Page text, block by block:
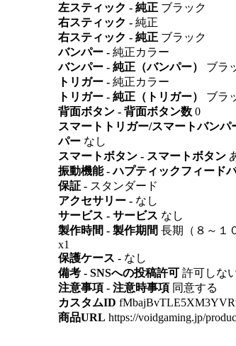
左スティック - 純正 ブラック
右スティック -純正
右スティック - 純正 ブラック
バンパー -純正カラー
バンパー - 純正（バンパー）
ブラ
トリガー -純正カラー
トリガー - 純正（トリガー）
ブラ
背面ボタン - 背面ボタン数 0
スマートトリガー/スマートバン
パー なし
スマートボタン - スマートボタン
振動機能 - ハプティックフィード
保証 - スタンダード
アクセサリー - なし
サービス - サービス なし
製作時間 - 製作期間 長期（８～１
x1
保護ケース - なし
備考 - SNSへの投稿許可 許可しな
注意事項 - 注意時事項 同意する
カスタムID
商品URL https://voidgaming.jp/